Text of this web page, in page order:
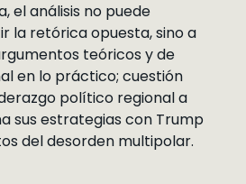
el análisis no puede
la retórica opuesta, sino a
teóricos y de
en lo práctico; cuestión
político regional a
sus estrategias con Trump
del desorden multipolar.